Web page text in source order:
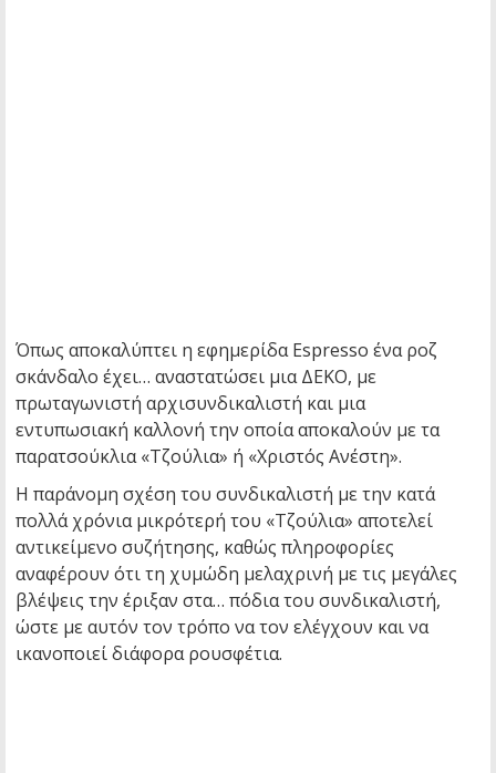
Όπως αποκαλύπτει η εφημερίδα Espresso ένα ροζ
σκάνδαλο έχει… αναστατώσει μια ΔΕΚΟ, με
πρωταγωνιστή αρχισυνδικαλιστή και μια
εντυπωσιακή καλλονή την οποία αποκαλούν με τα
παρατσούκλια «Τζούλια» ή «Χριστός Ανέστη».
Η παράνομη σχέση του συνδικαλιστή με την κατά
πολλά χρόνια μικρότερή του «Τζούλια» αποτελεί
αντικείμενο συζήτησης, καθώς πληροφορίες
αναφέρουν ότι τη χυμώδη μελαχρινή με τις μεγάλες
βλέψεις την έριξαν στα… πόδια του συνδικαλιστή,
ώστε με αυτόν τον τρόπο να τον ελέγχουν και να
ικανοποιεί διάφορα ρουσφέτια.